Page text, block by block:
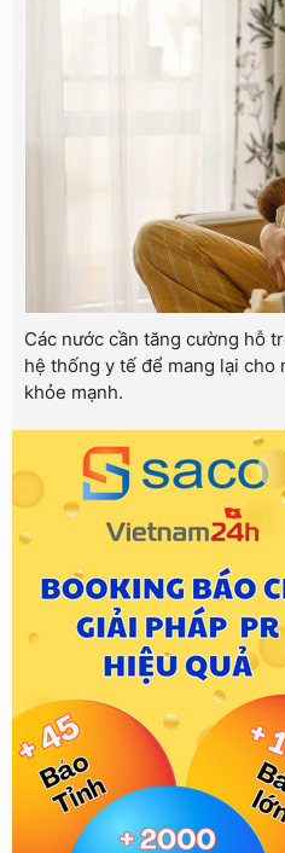
Các nước cần tăng cường hỗ
hệ thống y tế để mang lại cho
khỏe mạnh.